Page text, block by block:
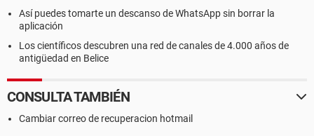
Así puedes tomarte un descanso de WhatsApp sin borrar la
aplicación
Los científicos descubren una red de canales de 4.000 años de
antigüedad en Belice
CONSULTA TAMBIÉN
Cambiar correo de recuperacion hotmail